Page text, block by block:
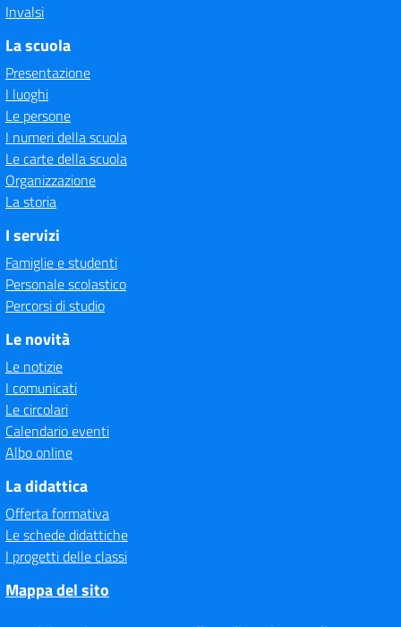
Invalsi
La scuola
Presentazione
I luoghi
Le persone
I numeri della scuola
Le carte della scuola
Organizzazione
La storia
I servizi
Famiglie e studenti
Personale scolastico
Percorsi di studio
Le novità
Le notizie
I comunicati
Le circolari
Calendario eventi
Albo online
La didattica
Offerta formativa
Le schede didattiche
I progetti delle classi
Mappa del sito